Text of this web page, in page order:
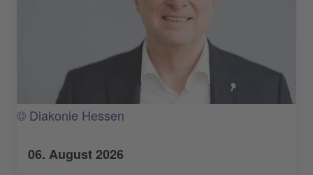
© Diakonie Hessen
06. August 2026